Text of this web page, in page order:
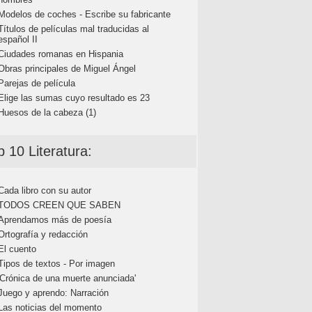
de coches - Escribe su fabricante
de películas mal traducidas al
II
romanas en Hispania
principales de Miguel Ángel
de película
las sumas cuyo resultado es 23
de la cabeza (1)
10 Literatura:
libro con su autor
CREEN QUE SABEN
más de poesía
y redacción
cuento
de textos - Por imagen
de una muerte anunciada'
y aprendo: Narración
noticias del momento